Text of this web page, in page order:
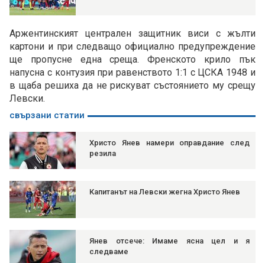
Аржентинският централен защитник виси с жълти
картони и при следващо официално предупреждение
ще пропусне една среща. Френското крило пък
напусна с контузия при равенството 1:1 с ЦСКА 1948 и
в щаба решиха да не рискуват състоянието му срещу
Левски.
свързани статии
Христо Янев намери оправдание след
резила
Капитанът на Левски жегна Христо Янев
Янев отсече: Имаме ясна цел и я
следваме